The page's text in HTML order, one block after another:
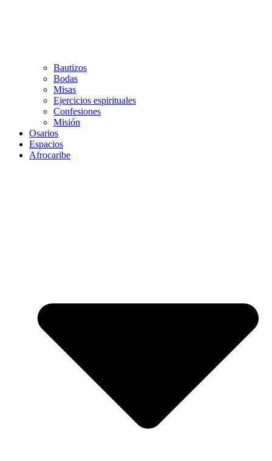
Bautizos
Bodas
Misas
Ejercicios espirituales
Confesiones
Misión
Osarios
Espacios
Afrocaribe